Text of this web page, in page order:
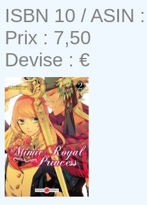
ISBN 10 / ASIN
Prix : 7,50
Devise : €